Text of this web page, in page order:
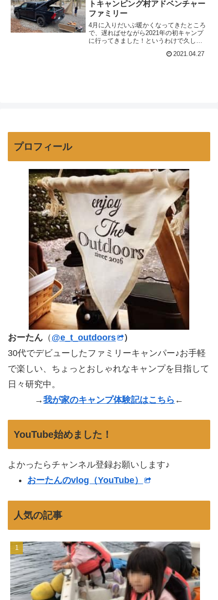
トキャンピング村アドベンチャー
ファミリー
4月に入りだいぶ暖かくなってきたところ
で、遅ればせながら2021年の初キャンプ
に行ってきました！というわけで久しぶ
めふたりの父子キャンプ。キャンプブー
2021.04.27
プロフィール
おーたん （ @e_t_outdoors
）
30代でデビューしたファミリーキャンパー♪お手軽
で楽しい、ちょっとおしゃれなキャンプを目指して
日々研究中。
→我が家のキャンプ体験記はこちら ←
YouTube始めました！
よかったらチャンネル登録お願いします♪
おーたんのvlog（YouTube）
人気の記事